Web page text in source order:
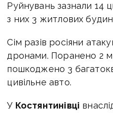
Руйнувань зазнали 14
з них 3 житлових
Сім разів росіяни
дронами. Поранено 2
пошкоджено 3
цивільне авто.
У Костянтинівці